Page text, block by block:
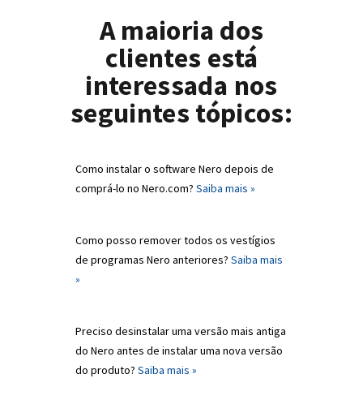
A maioria dos
clientes está
interessada nos
seguintes tópicos:
Como instalar o software Nero depois de
comprá-lo no Nero.com? Saiba mais »
Como posso remover todos os vestígios
de programas Nero anteriores? Saiba mais
»
Preciso desinstalar uma versão mais antiga
do Nero antes de instalar uma nova versão
do produto? Saiba mais »